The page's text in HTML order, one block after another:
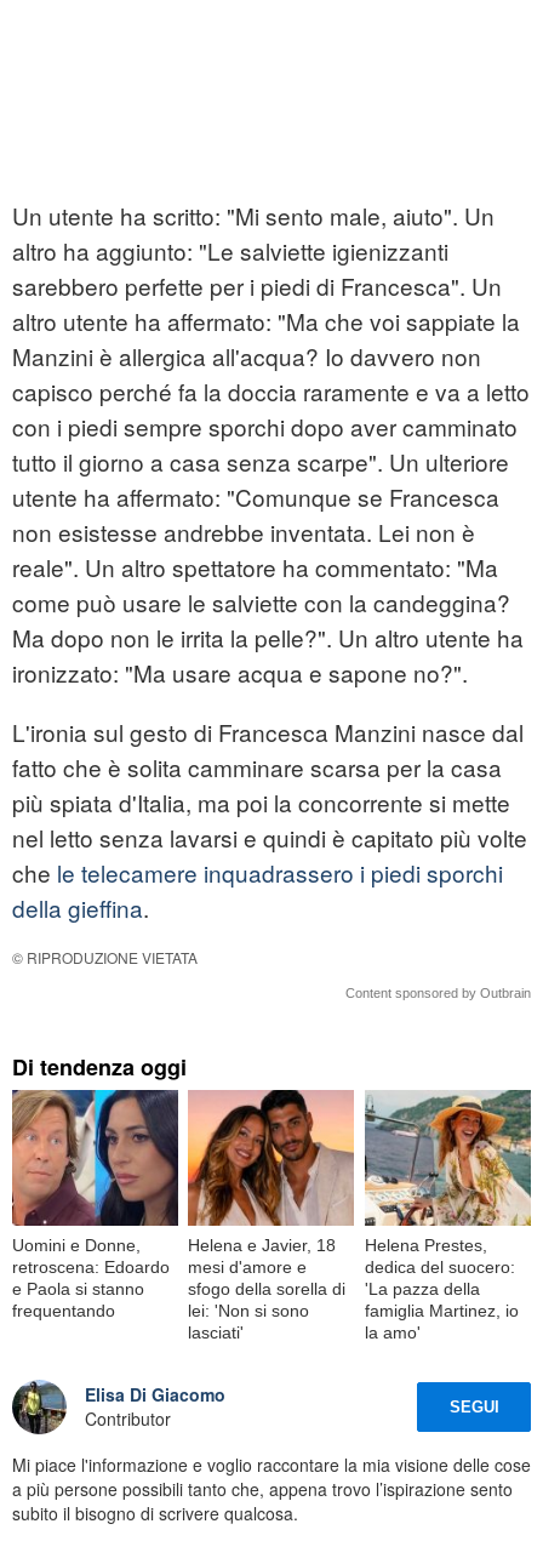
Un utente ha scritto: "Mi sento male, aiuto". Un
altro ha aggiunto: "Le salviette igienizzanti
sarebbero perfette per i piedi di Francesca". Un
altro utente ha affermato: "Ma che voi sappiate la
Manzini è allergica all'acqua? Io davvero non
capisco perché fa la doccia raramente e va a letto
con i piedi sempre sporchi dopo aver camminato
tutto il giorno a casa senza scarpe". Un ulteriore
utente ha affermato: "Comunque se Francesca
non esistesse andrebbe inventata. Lei non è
reale". Un altro spettatore ha commentato: "Ma
come può usare le salviette con la candeggina?
Ma dopo non le irrita la pelle?". Un altro utente ha
ironizzato: "Ma usare acqua e sapone no?".
L'ironia sul gesto di Francesca Manzini nasce dal
fatto che è solita camminare scarsa per la casa
più spiata d'Italia, ma poi la concorrente si mette
nel letto senza lavarsi e quindi è capitato più volte
che le telecamere inquadrassero i piedi sporchi
della gieffina.
© RIPRODUZIONE VIETATA
Content sponsored by Outbrain
Di tendenza oggi
Uomini e Donne,
retroscena: Edoardo
e Paola si stanno
frequentando
Helena e Javier, 18
mesi d'amore e
sfogo della sorella di
lei: 'Non si sono
lasciati'
Helena Prestes,
dedica del suocero:
'La pazza della
famiglia Martinez, io
la amo'
Elisa Di Giacomo
Contributor
SEGUI
Mi piace l'informazione e voglio raccontare la mia visione delle cose
a più persone possibili tanto che, appena trovo l’ispirazione sento
subito il bisogno di scrivere qualcosa.